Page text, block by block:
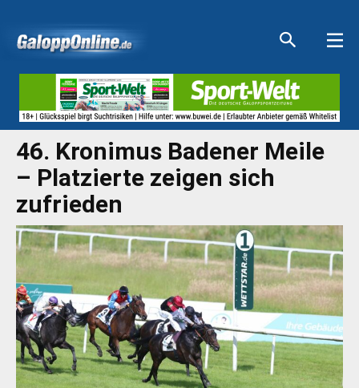
46. Kronimus Badener Meile
– Platzierte zeigen sich
zufrieden